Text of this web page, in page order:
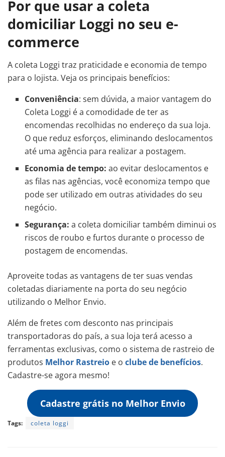
Por que usar a coleta
domiciliar Loggi no seu e-
commerce
A coleta Loggi traz praticidade e economia de tempo
para o lojista. Veja os principais benefícios:
Conveniência: sem dúvida, a maior vantagem do
Coleta Loggi é a comodidade de ter as
encomendas recolhidas no endereço da sua loja.
O que reduz esforços, eliminando deslocamentos
até uma agência para realizar a postagem.
Economia de tempo:ao evitar deslocamentos e
as filas nas agências, você economiza tempo que
pode ser utilizado em outras atividades do seu
negócio.
Segurança:a coleta domiciliar também diminui os
riscos de roubo e furtos durante o processo de
postagem de encomendas.
Aproveite todas as vantagens de ter suas vendas
coletadas diariamente na porta do seu negócio
utilizando o Melhor Envio.
Além de fretes com desconto nas principais
transportadoras do país, a sua loja terá acesso a
ferramentas exclusivas, como o sistema de rastreio de
produtos Melhor Rastreio e o clube de benefícios.
Cadastre-se agora mesmo!
Cadastre grátis no Melhor Envio
Tags: coleta loggi